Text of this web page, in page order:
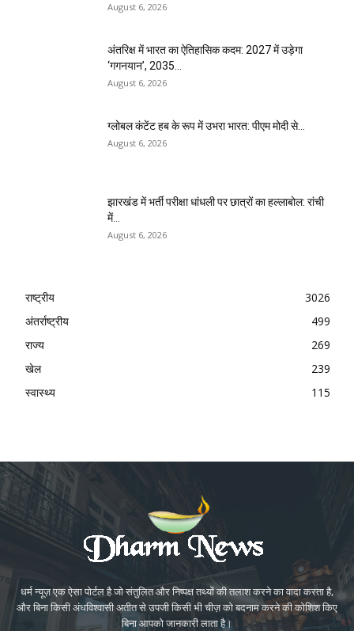
August 6, 2026
अंतरिक्ष में भारत का ऐतिहासिक कदम: 2027 में उड़ेगा
‘गगनयान’, 2035...
August 6, 2026
ग्लोबल कंटेंट हब के रूप में उभरा भारत: पीएम मोदी से...
August 6, 2026
झारखंड में भर्ती परीक्षा धांधली पर छात्रों का हल्लाबोल: रांची
में...
August 6, 2026
राष्ट्रीय
3026
अंतर्राष्ट्रीय
499
राज्य
269
खेल
239
स्वास्थ्य
115
धर्म न्यूज़ एक ऐसा पोर्टल है जो संतुलित और निष्पक्ष तथ्यों की तलाश करने का वादा करता है,
और बिना किसी अंधविश्वासी अतीत से उपजी किसी भी चीज़ को बदनाम करने की कोशिश किए
बिना आपको जानकारी लाता है।